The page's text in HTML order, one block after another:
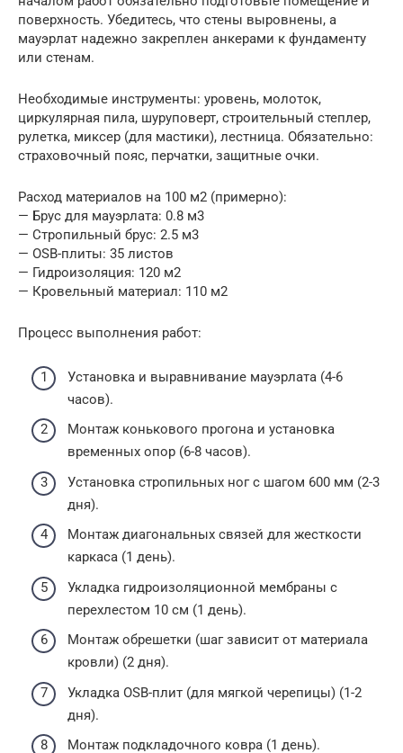
поверхность. Убедитесь, что стены выровнены, а
мауэрлат надежно закреплен анкерами к фундаменту
или стенам.
Необходимые инструменты: уровень, молоток,
циркулярная пила, шуруповерт, строительный степлер,
рулетка, миксер (для мастики), лестница. Обязательно:
страховочный пояс, перчатки, защитные очки.
Расход материалов на 100 м2 (примерно):
— Брус для мауэрлата: 0.8 м3
— Стропильный брус: 2.5 м3
— OSB-плиты: 35 листов
— Гидроизоляция: 120 м2
— Кровельный материал: 110 м2
Процесс выполнения работ:
Установка и выравнивание мауэрлата (4-6
часов).
Монтаж конькового прогона и установка
временных опор (6-8 часов).
Установка стропильных ног с шагом 600 мм (2-3
дня).
Монтаж диагональных связей для жесткости
каркаса (1 день).
Укладка гидроизоляционной мембраны с
перехлестом 10 см (1 день).
Монтаж обрешетки (шаг зависит от материала
кровли) (2 дня).
Укладка OSB-плит (для мягкой черепицы) (1-2
дня).
Монтаж подкладочного ковра (1 день).